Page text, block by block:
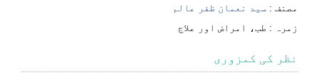
مصنف : سید نعمان ظفر عالم
⁠⁠⁠زمرہ : طب، امراض اور علاج
نظر کی کمزوری